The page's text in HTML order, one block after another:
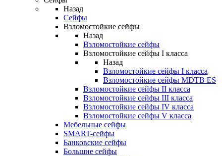
Назад
Сейфы
Взломостойкие сейфы
Назад
Взломостойкие сейфы
Взломостойкие сейфы I класса
Назад
Взломостойкие сейфы I класса
Взломостойкие сейфы MDTB ES
Взломостойкие сейфы II класса
Взломостойкие сейфы III класса
Взломостойкие сейфы IV класса
Взломостойкие сейфы V класса
Мебельные сейфы
SMART-сейфы
Банковские сейфы
Большие сейфы